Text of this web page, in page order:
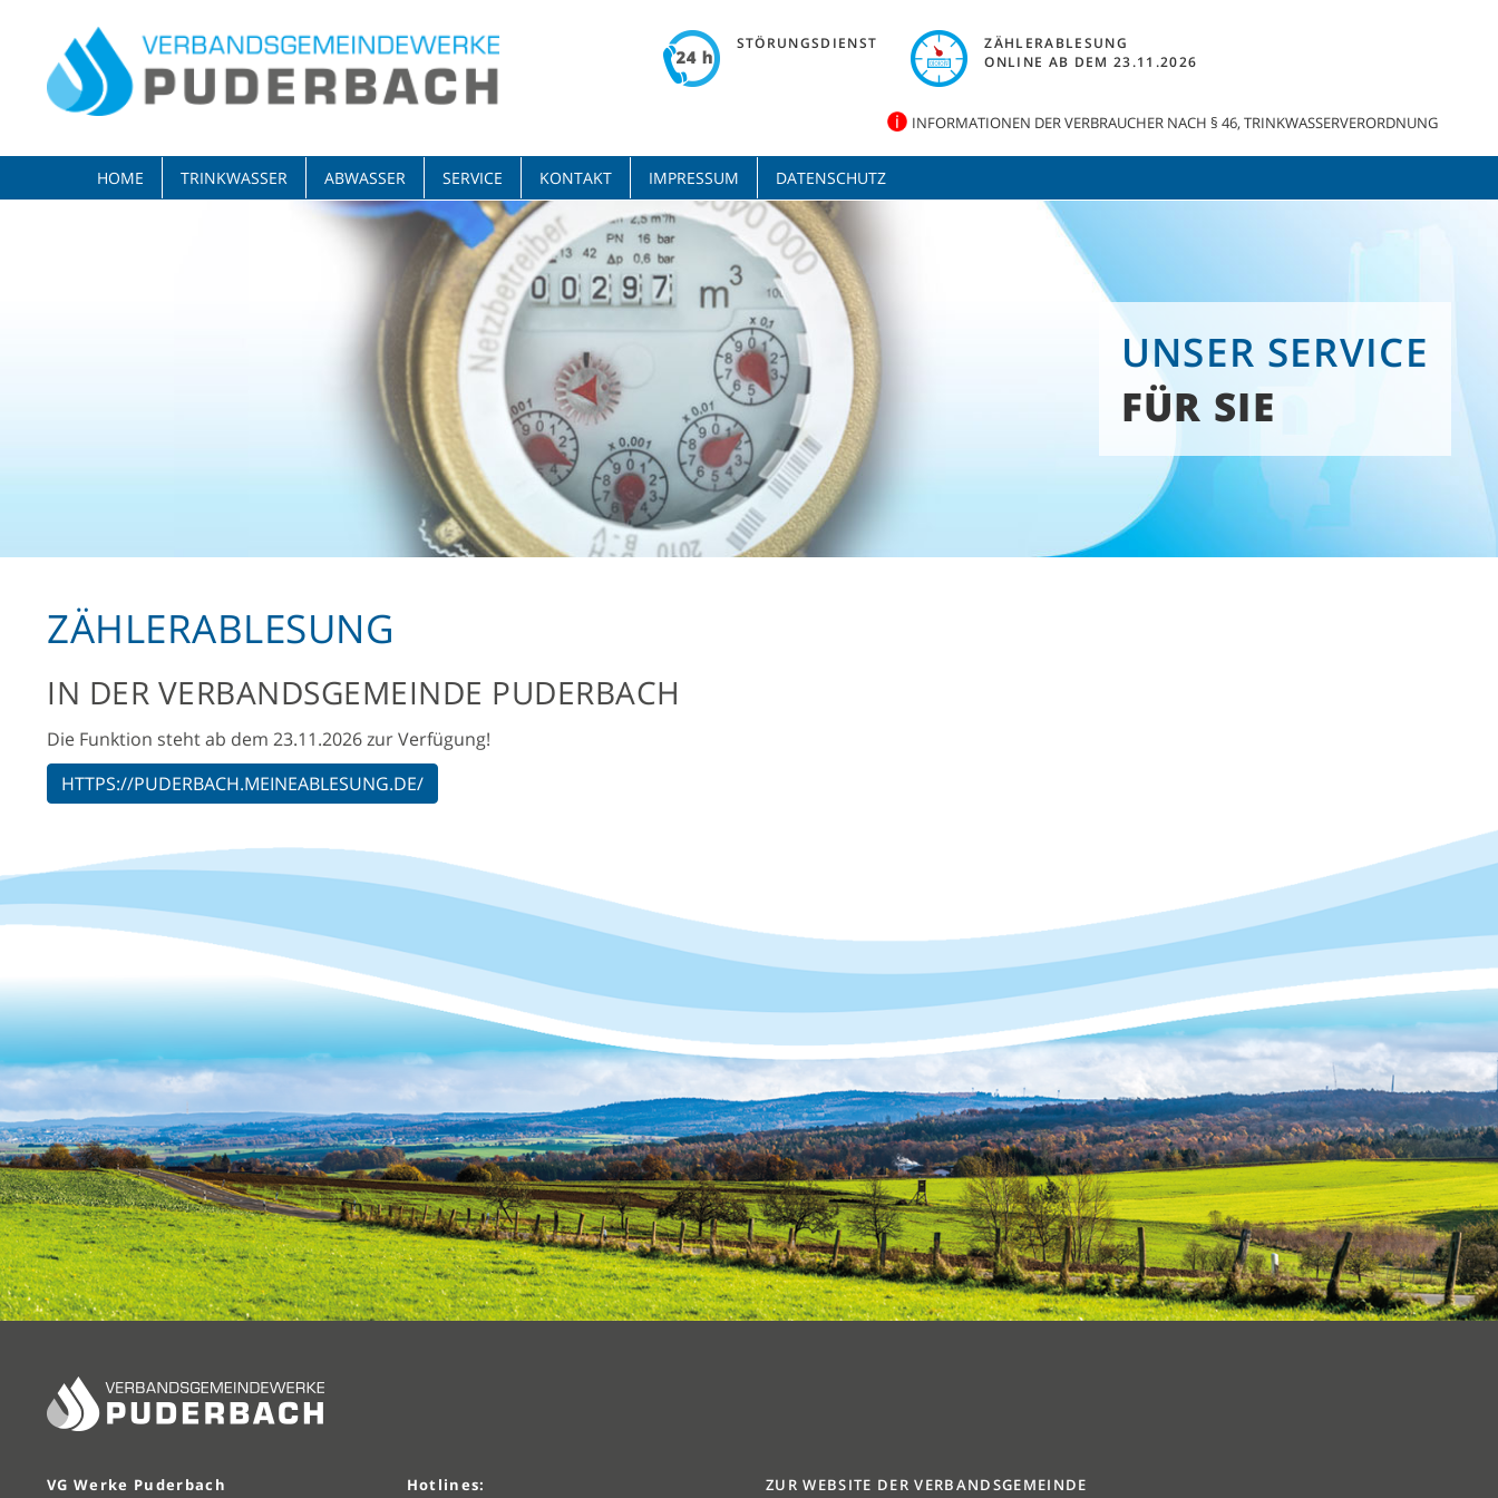
STÖRUNGSDIENST
ZÄHLERABLESUNG
ONLINE AB DEM 23.11.2026
INFORMATIONEN DER VERBRAUCHER NACH § 46, TRINKWASSERVERORDNUNG
HOME TRINKWASSER ABWASSER SERVICE KONTAKT IMPRESSUM DATENSCHUTZ
UNSER SERVICE
FÜR SIE
ZÄHLERABLESUNG
IN DER VERBANDSGEMEINDE PUDERBACH
Die Funktion steht ab dem 23.11.2026 zur Verfügung!
HTTPS://PUDERBACH.MEINEABLESUNG.DE/
VG Werke Puderbach Hotlines: ZUR WEBSITE DER VERBANDSGEMEINDE